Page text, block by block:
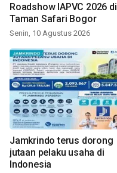
Roadshow IAPVC 2026 di
Taman Safari Bogor
Senin, 10 Agustus 2026
Jamkrindo terus dorong
jutaan pelaku usaha di
Indonesia